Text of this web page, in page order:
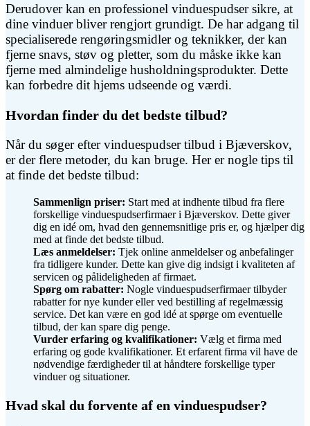
Derudover kan en professionel vinduespudser sikre, at
dine vinduer bliver rengjort grundigt. De har adgang til
specialiserede rengøringsmidler og teknikker, der kan
fjerne snavs, støv og pletter, som du måske ikke kan
fjerne med almindelige husholdningsprodukter. Dette
kan forbedre dit hjems udseende og værdi.
Hvordan finder du det bedste tilbud?
Når du søger efter vinduespudser tilbud i Bjæverskov,
er der flere metoder, du kan bruge. Her er nogle tips til
at finde det bedste tilbud:
Sammenlign priser: Start med at indhente tilbud fra flere
forskellige vinduespudserfirmaer i Bjæverskov. Dette giver
dig en idé om, hvad den gennemsnitlige pris er, og hjælper dig
med at finde det bedste tilbud.
Læs anmeldelser: Tjek online anmeldelser og anbefalinger
fra tidligere kunder. Dette kan give dig indsigt i kvaliteten af
servicen og pålideligheden af firmaet.
Spørg om rabatter: Nogle vinduespudserfirmaer tilbyder
rabatter for nye kunder eller ved bestilling af regelmæssig
service. Det kan være en god idé at spørge om eventuelle
tilbud, der kan spare dig penge.
Vurder erfaring og kvalifikationer: Vælg et firma med
erfaring og gode kvalifikationer. Et erfarent firma vil have de
nødvendige færdigheder til at håndtere forskellige typer
vinduer og situationer.
Hvad skal du forvente af en vinduespudser?